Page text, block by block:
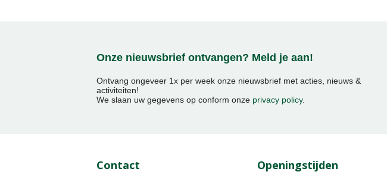
Onze nieuwsbrief ontvangen? Meld je aan!
Ontvang ongeveer 1x per week onze nieuwsbrief met acties, nieuws &
activiteiten!
We slaan uw gegevens op conform onze privacy policy.
Contact Openingstijden